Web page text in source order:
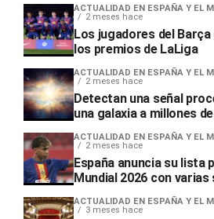
ACTUALIDAD EN ESPAÑA Y EL
2 meses hace
Los jugadores del Barça
los premios de LaLiga
ACTUALIDAD EN ESPAÑA Y EL
2 meses hace
Detectan una señal
una galaxia a millones
ACTUALIDAD EN ESPAÑA Y EL
2 meses hace
España anuncia su lista
Mundial 2026 con
ACTUALIDAD EN ESPAÑA Y EL
3 meses hace